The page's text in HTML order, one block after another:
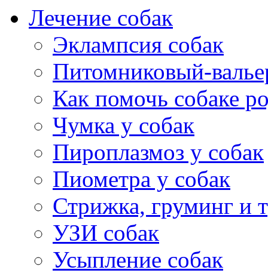
Лечение собак
Эклампсия собак
Питомниковый-
Как помочь собаке
Чумка у собак
Пироплазмоз у собак
Пиометра у собак
Стрижка, груминг и
УЗИ собак
Усыпление собак